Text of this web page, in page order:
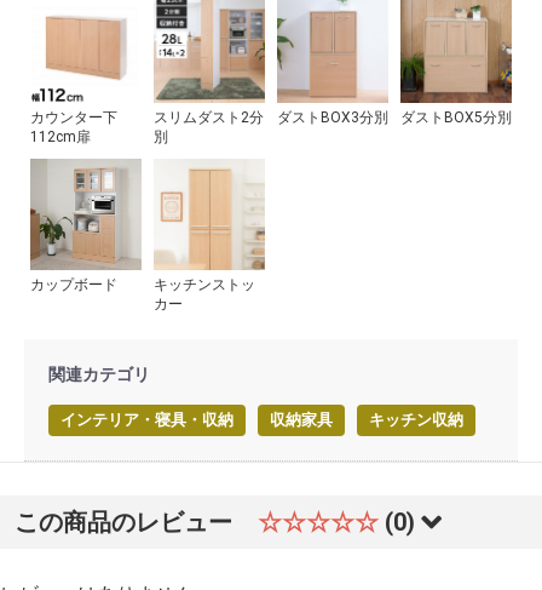
カウンター下
112cm扉
スリムダスト2分
別
ダストBOX3分別 ダストBOX5分別
カップボード
キッチンストッ
カー
関連カテゴリ
インテリア・寝具・収納 収納家具 キッチン収納
この商品のレビュー ☆☆☆☆☆ (0)